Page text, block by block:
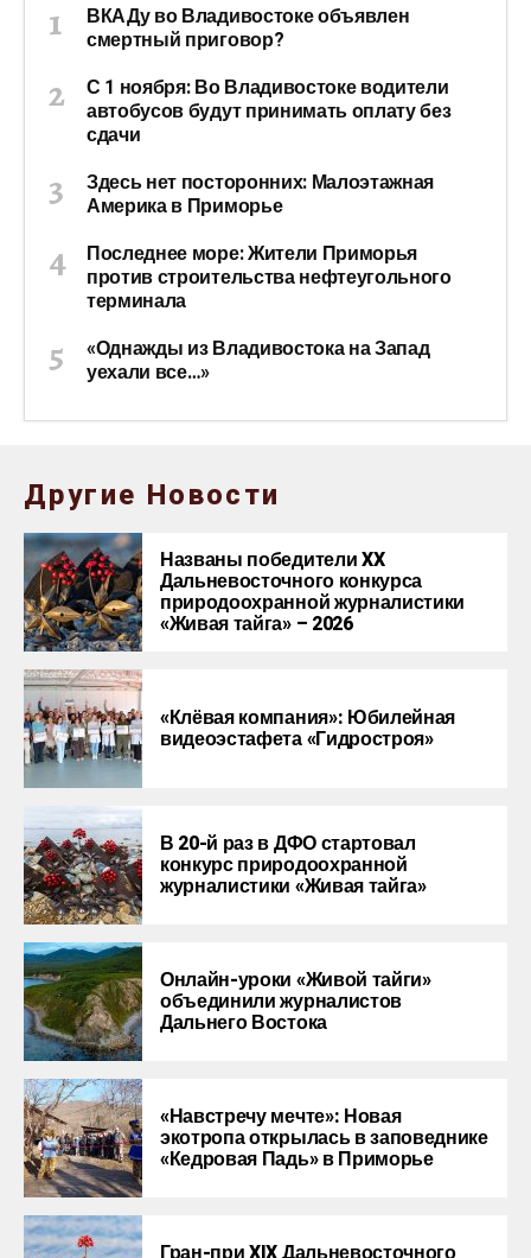
ВКАДу во Владивостоке объявлен
смертный приговор?
С 1 ноября: Во Владивостоке водители
автобусов будут принимать оплату без
сдачи
Здесь нет посторонних: Малоэтажная
Америка в Приморье
Последнее море: Жители Приморья
против строительства нефтеугольного
терминала
«Однажды из Владивостока на Запад
уехали все…»
Другие Новости
Названы победители XX
Дальневосточного конкурса
природоохранной журналистики
«Живая тайга» – 2026
«Клёвая компания»: Юбилейная
видеоэстафета «Гидростроя»
В 20-й раз в ДФО стартовал
конкурс природоохранной
журналистики «Живая тайга»
Онлайн-уроки «Живой тайги»
объединили журналистов
Дальнего Востока
«Навстречу мечте»: Новая
экотропа открылась в заповеднике
«Кедровая Падь» в Приморье